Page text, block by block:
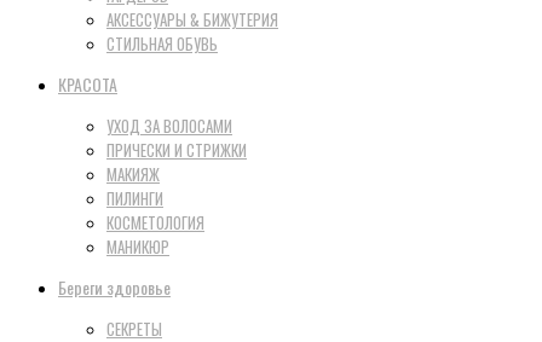
АКСЕССУАРЫ & БИЖУТЕРИЯ
СТИЛЬНАЯ ОБУВЬ
КРАСОТА
УХОД ЗА ВОЛОСАМИ
ПРИЧЕСКИ И СТРИЖКИ
МАКИЯЖ
ПИЛИНГИ
КОСМЕТОЛОГИЯ
МАНИКЮР
Береги здоровье
СЕКРЕТЫ